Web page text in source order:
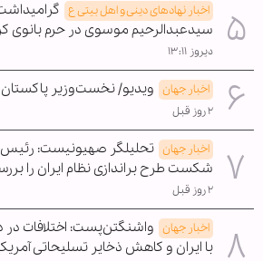
اخبار نهادهای دینی و اهل بیتی ع
سیدعبدالرحیم موسوی در حرم بانوی
دیروز ۱۳:۱۱
اخبار جهان ویدیو/ نخست‌وزیر پاکستان
۲ روز قبل
اخبار جهان تحلیلگر صهیونیست: رئیس
شکست طرح براندازی نظام ایران را
۲ روز قبل
اخبار جهان واشنگتن‌پست: اختلافات
با ایران و کاهش ذخایر تسلیحاتی